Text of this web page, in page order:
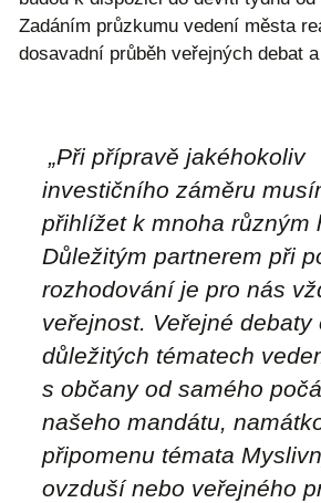
Zadáním průzkumu vedení města
dosavadní průběh veřejných debat
„Při přípravě jakéhokoliv
investičního záměru
přihlížet k mnoha různým
Důležitým partnerem při
rozhodování je pro nás
veřejnost. Veřejné debaty
důležitých tématech
s občany od samého
našeho mandátu,
připomenu témata
ovzduší nebo veřejného